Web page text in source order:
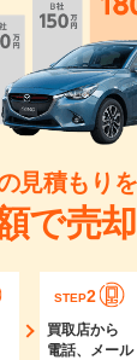
見積もり
で売
STEP2
買取店から
電話、メール